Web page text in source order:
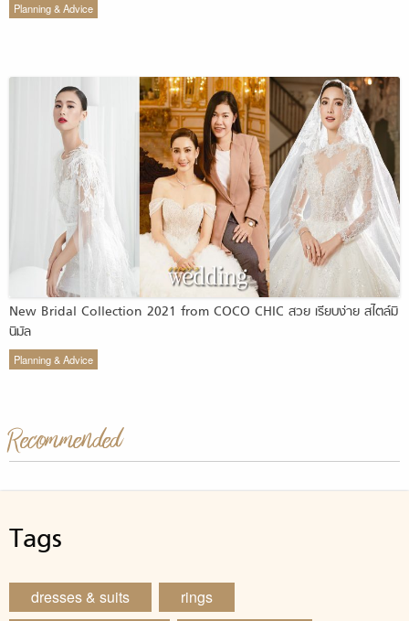
Planning & Advice
New Bridal Collection 2021 from COCO CHIC สวย เรียบง่าย สไตล์มิ
นิมัล
Planning & Advice
Recommended
Tags
dresses & suits
rings